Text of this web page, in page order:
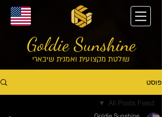
Goldie Sunshine
שולטת מקצועית ואמנית שיבארי
פוסט
All Posts Feed